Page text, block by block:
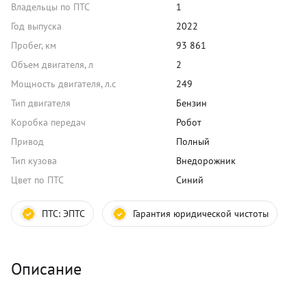
Владельцы по ПТС
1
Год выпуска
2022
Пробег, км
93 861
Объем двигателя, л
2
Мощность двигателя, л.с
249
Тип двигателя
Бензин
Коробка передач
Робот
Привод
Полный
Тип кузова
Внедорожник
Цвет по ПТС
Синий
ПТС: ЭПТС Гарантия юридической чистоты
Описание